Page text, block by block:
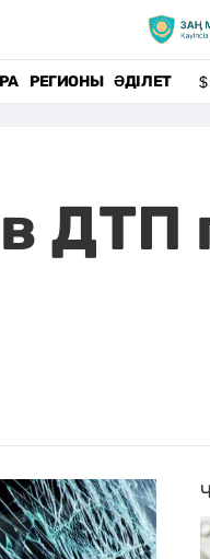
РЕГИОНЫ ӘДІЛЕТ $
ДТП